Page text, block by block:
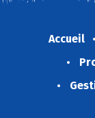
Accueil